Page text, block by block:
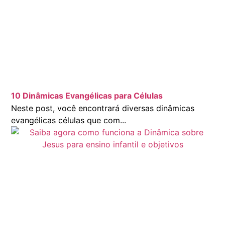
10 Dinâmicas Evangélicas para Células
Neste post, você encontrará diversas dinâmicas
evangélicas células que com...